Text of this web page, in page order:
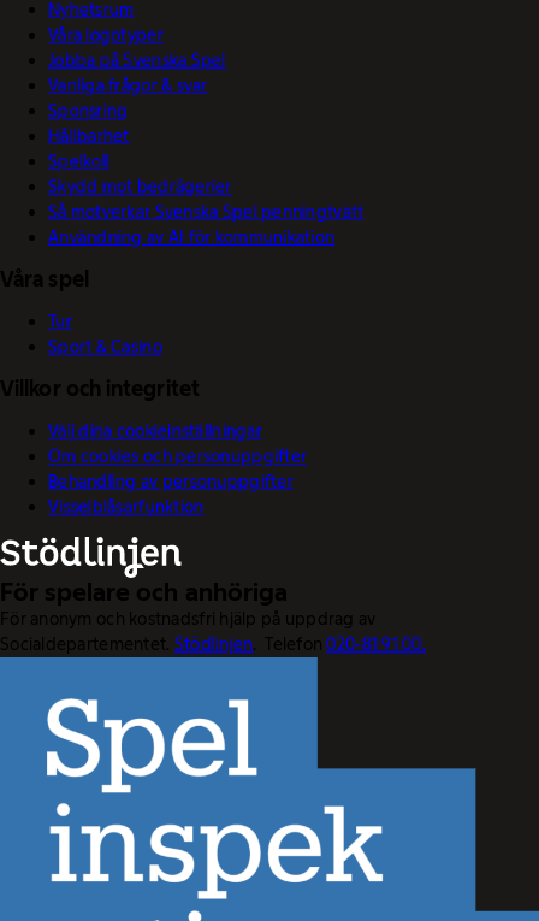
Nyhetsrum
Våra logotyper
Jobba på Svenska Spel
Vanliga frågor & svar
Sponsring
Hållbarhet
Spelkoll
Skydd mot bedrägerier
Så motverkar Svenska Spel penningtvätt
Användning av AI för kommunikation
Våra spel
Tur
Sport & Casino
Villkor och integritet
Välj dina cookieinställningar
Om cookies och personuppgifter
Behandling av personuppgifter
Visselblåsarfunktion
För spelare och anhöriga
För anonym och kostnadsfri hjälp på uppdrag av
Socialdepartementet. Stödlinjen . Telefon020-81 91 00.